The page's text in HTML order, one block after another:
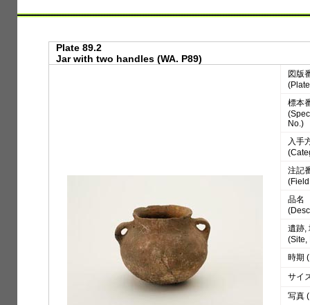
Plate 89.2
Jar with two handles (WA. P89)
図版
標本
No.)
入手
注記
品名
遺跡,
(Site,
時期
サイ
写真